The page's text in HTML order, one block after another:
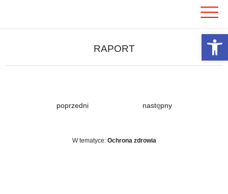
RAPORT
poprzedni następny
W tematyce: Ochrona zdrowia